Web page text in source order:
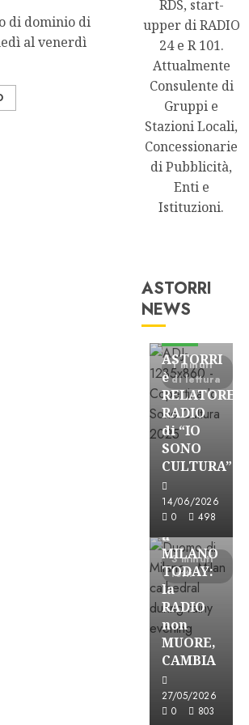
di dominio di
al venerdì
RDS, start-
upper di RADIO
24 e R 101.
Attualmente
Consulente di
Gruppi e
Stazioni Locali,
Concessionarie
di Pubblicità,
Enti e
Istituzioni.
ASTORRI
NEWS
1 minuti
di lettura
Astorri News
ASTORRI
è
RELATORE
RADIO
di “IO
SONO
CULTURA”
14/06/2026
0
498
3 minuti
letti
FREE
ASTORRI
a
MILANO
TODAY:
la
RADIO
non
MUORE,
CAMBIA
27/05/2026
0
803
Astorri News
FREE